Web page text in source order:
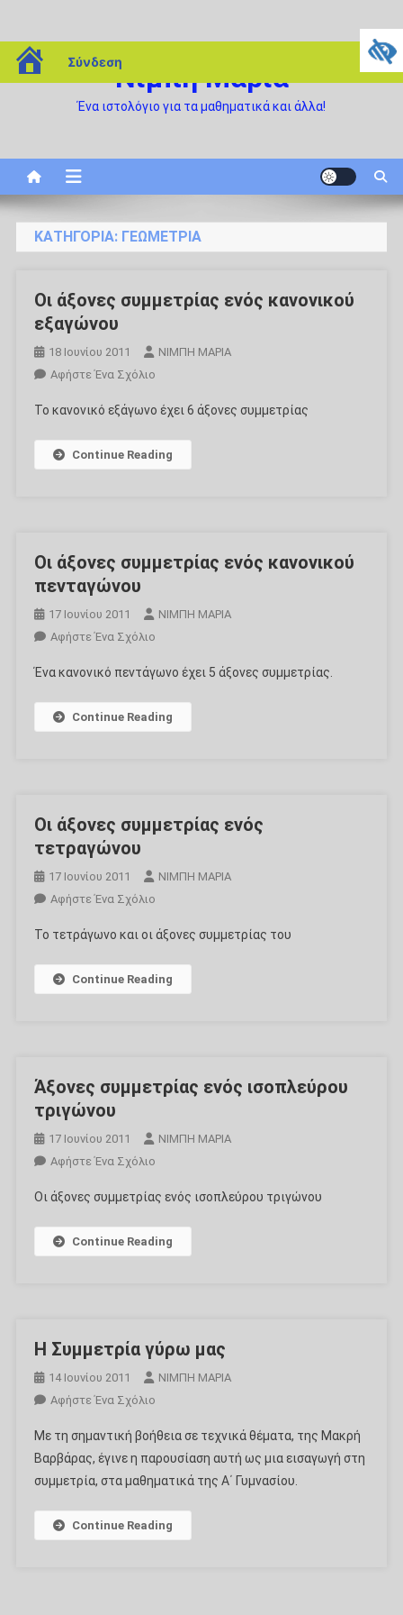
blogs.sch.gr
Σύνδεση
Μεταπηδήστε
στο
Νιμπή Μαρία
Ένα ιστολόγιο για τα μαθηματικά και άλλα!
ΚΑΤΗΓΟΡΊΑ: ΓΕΩΜΕΤΡΊΑ
Οι άξονες συμμετρίας ενός κανονικού
εξαγώνου
18 Ιουνίου 2011
ΝΙΜΠΗ ΜΑΡΙΑ
Αφήστε Ένα ΣχόλιοΓια
Οι
Συμμετρίας
Το κανονικό εξάγωνο έχει 6 άξονες συμμετρίας
Continue Reading
Οι άξονες συμμετρίας ενός κανονικού
πενταγώνου
17 Ιουνίου 2011
ΝΙΜΠΗ ΜΑΡΙΑ
Αφήστε Ένα ΣχόλιοΓια
Οι
Συμμετρίας
Ένα κανονικό πεντάγωνο έχει 5 άξονες συμμετρίας.
Continue Reading
Οι άξονες συμμετρίας ενός
τετραγώνου
17 Ιουνίου 2011
ΝΙΜΠΗ ΜΑΡΙΑ
Αφήστε Ένα ΣχόλιοΓια
Οι
Συμμετρίας
Το τετράγωνο και οι άξονες συμμετρίας του
Continue Reading
Άξονες συμμετρίας ενός ισοπλεύρου
τριγώνου
17 Ιουνίου 2011
ΝΙΜΠΗ ΜΑΡΙΑ
Αφήστε Ένα ΣχόλιοΓια
Άξονες
Ενός
Οι άξονες συμμετρίας ενός ισοπλεύρου τριγώνου
Continue Reading
Η Συμμετρία γύρω μας
14 Ιουνίου 2011
ΝΙΜΠΗ ΜΑΡΙΑ
Αφήστε Ένα ΣχόλιοΓια
Η
Συμμετρία
Γύρω
Με τη σημαντική βοήθεια σε τεχνικά θέματα, της Μακρή
Βαρβάρας, έγινε η παρουσίαση αυτή ως μια εισαγωγή στη
συμμετρία, στα μαθηματικά της Α΄ Γυμνασίου.
Continue Reading